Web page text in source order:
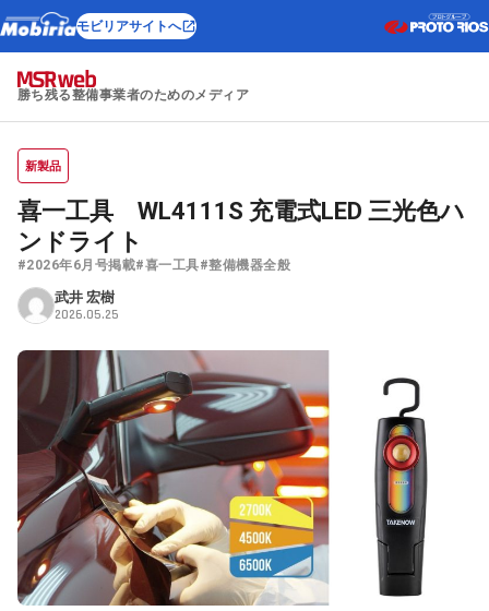
モビリアサイトへ
勝ち残る整備事業者のためのメディア
新製品
喜一工具 WL4111S 充電式LED 三光色ハ
ンドライト
#2026年6月号掲載#喜一工具#整備機器全般
武井 宏樹
2026.05.25